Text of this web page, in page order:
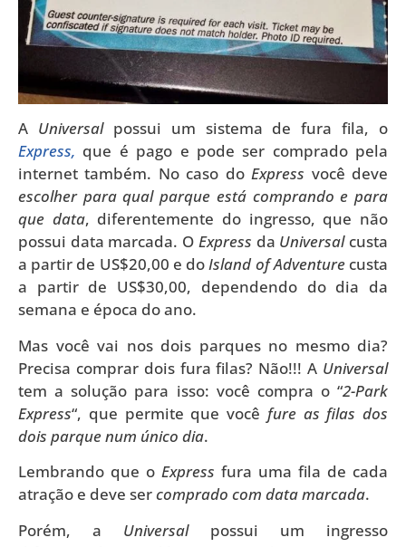
A Universal possui um sistema de fura fila, o
Express, que é pago e pode ser comprado pela
internet também. No caso doExpress você deve
escolher para qual parque está comprando e para
que data, diferentemente do ingresso, que não
possui data marcada. O Express da Universalcusta
a partir de US$20,00 e doIsland of Adventurecusta
a partir de US$30,00, dependendo do dia da
semana e época do ano.
Mas você vai nos dois parques no mesmo dia?
Precisa comprar dois fura filas? Não!!! A Universal
tem a solução para isso: você compra o “2-Park
Express“, que permite que você fure as filas dos
dois parque num único dia.
Lembrando que o Express fura uma fila de cada
atração e deve sercomprado com data marcada.
Porém, a Universalpossui um ingresso